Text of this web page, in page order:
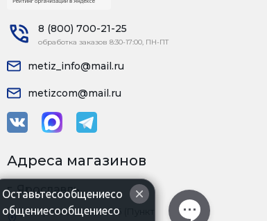
8 (800) 700-21-25
обработка заказов 8:30-17:00, ПН-ПТ
metiz_info@mail.ru
metizcom@mail.ru
Адреса магазинов
г. Ярославль
ул. Промышленная 1Б (Пункт
Оставьтесообщениесо
общениесообщениесо